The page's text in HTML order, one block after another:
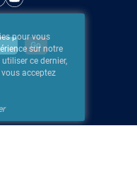
pour vous
sur notre
ce dernier,
acceptez